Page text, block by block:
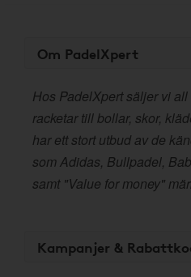
Om PadelXpert
Hos PadelXpert säljer vi
racketar till bollar, skor,
har ett stort utbud av de
som Adidas, Bullpadel,
samt "Value for money"
Kampanjer &